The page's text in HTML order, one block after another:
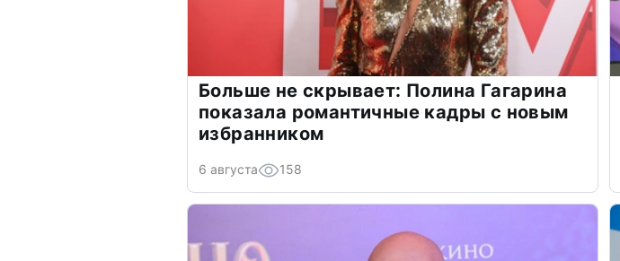
Больше не скрывает: Полина Гагарина
показала романтичные кадры с новым
избранником
6 августа 158